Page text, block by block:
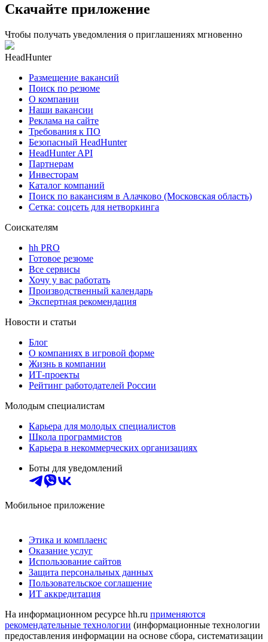
Скачайте приложение
Чтобы получать уведомления о приглашениях мгновенно
HeadHunter
Размещение вакансий
Поиск по резюме
О компании
Наши вакансии
Реклама на сайте
Требования к ПО
Безопасный HeadHunter
HeadHunter API
Партнерам
Инвесторам
Каталог компаний
Поиск по вакансиям в Алачково (Московская область)
Сетка: соцсеть для нетворкинга
Соискателям
hh PRO
Готовое резюме
Все сервисы
Хочу у вас работать
Производственный календарь
Экспертная рекомендация
Новости и статьи
Блог
О компаниях в игровой форме
Жизнь в компании
ИТ-проекты
Рейтинг работодателей России
Молодым специалистам
Карьера для молодых специалистов
Школа программистов
Карьера в некоммерческих организациях
Боты для уведомлений
Мобильное приложение
Этика и комплаенс
Оказание услуг
Использование сайтов
Защита персональных данных
Пользовательское соглашение
ИТ аккредитация
На информационном ресурсе hh.ru применяются
рекомендательные технологии (информационные технологии
предоставления информации на основе сбора, систематизации